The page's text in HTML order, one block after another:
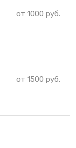
от 1000 руб.
от 1500 руб.